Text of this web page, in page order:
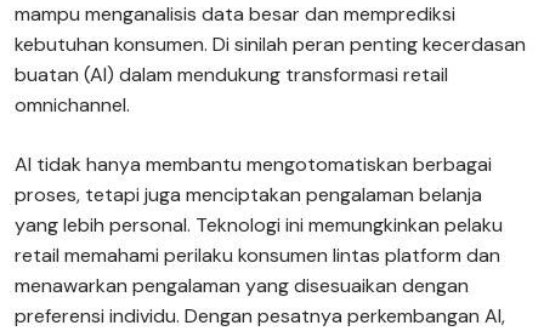
mampu menganalisis data besar dan memprediksi
kebutuhan konsumen. Di sinilah peran penting kecerdasan
buatan (AI) dalam mendukung transformasi retail
omnichannel.
AI tidak hanya membantu mengotomatiskan berbagai
proses, tetapi juga menciptakan pengalaman belanja
yang lebih personal. Teknologi ini memungkinkan pelaku
retail memahami perilaku konsumen lintas platform dan
menawarkan pengalaman yang disesuaikan dengan
preferensi individu. Dengan pesatnya perkembangan AI,